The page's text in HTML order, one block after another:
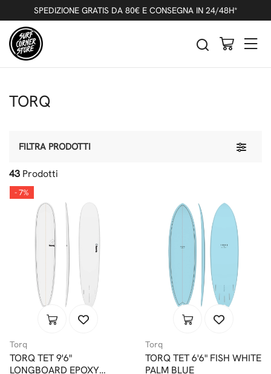
SPEDIZIONE GRATIS DA 80€ E CONSEGNA IN 24/48H*
TORQ
Toggle
FILTRA PRODOTTI
43 Prodotti
- 7%
Torq
TORQ TET 9'6"
LONGBOARD EPOXY
Torq
TORQ TET 6'6" FISH WHITE
PALM BLUE